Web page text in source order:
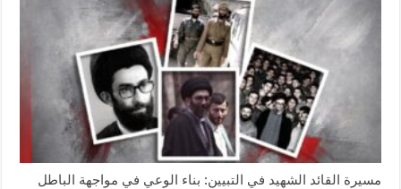
مسيرة القائد الشهيد في التبيين: بناء الوعي في مواجهة الباطل